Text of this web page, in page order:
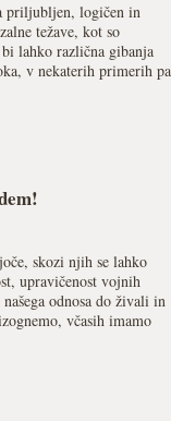
priljubljen, logičen in
težave, kot so
lahko različna gibanja
v nekaterih primerih pa
skozi njih se lahko
upravičenost vojnih
odnosa do živali in
včasih imamo